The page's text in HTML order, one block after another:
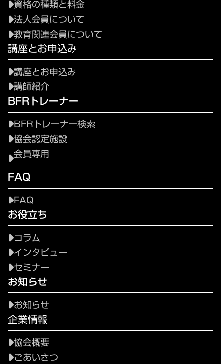
資格の種類と料金
法人会員について
教育関連会員について
講座とお申込み
講座とお申込み
講師紹介
BFRトレーナー
BFRトレーナー検索
協会認定施設
会員専用
FAQ
FAQ
お役立ち
コラム
インタビュー
セミナー
お知らせ
お知らせ
企業情報
協会概要
ごあいさつ